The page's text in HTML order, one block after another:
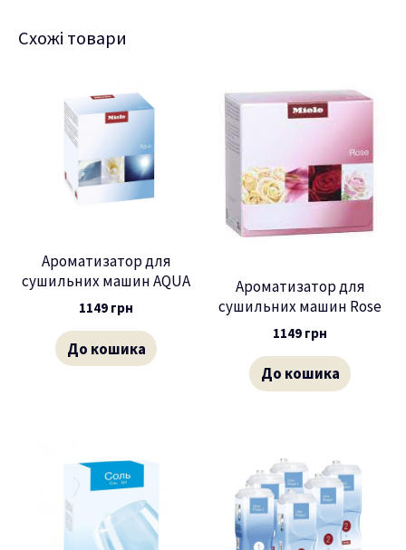
Схожі товари
Ароматизатор для
сушильних машин AQUA
1149 грн
До кошика
Ароматизатор для
сушильних машин Rose
1149 грн
До кошика